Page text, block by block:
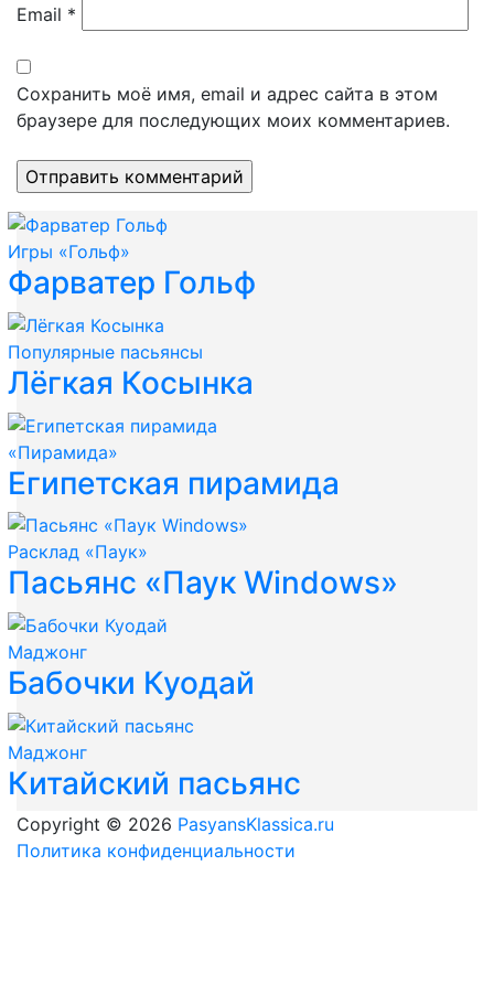
Email *
Сохранить моё имя, email и адрес сайта в этом
браузере для последующих моих комментариев.
Игры «Гольф»
Фарватер Гольф
Популярные пасьянсы
Лёгкая Косынка
«Пирамида»
Египетская пирамида
Расклад «Паук»
Пасьянс «Паук Windows»
Маджонг
Бабочки Куодай
Маджонг
Китайский пасьянс
Copyright © 2026 PasyansKlassica.ru
Политика конфиденциальности